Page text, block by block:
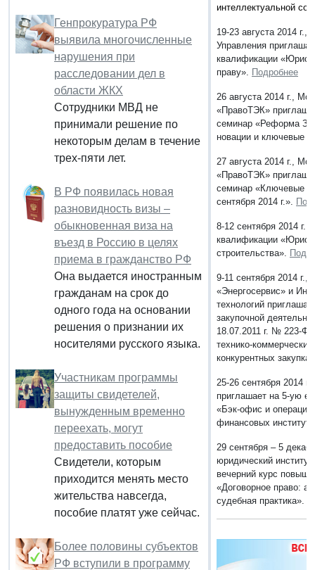
Генпрокуратура РФ
выявила многочисленные
нарушения при
расследовании дел в
области ЖКХ
Сотрудники МВД не
принимали решение по
некоторым делам в течение
трех-пяти лет.
В РФ появилась новая
разновидность визы –
обыкновенная виза на
въезд в Россию в целях
приема в гражданство РФ
Она выдается иностранным
гражданам на срок до
одного года на основании
решения о признании их
носителями русского языка.
Участникам программы
защиты свидетелей,
вынужденным временно
переехать, могут
предоставить пособие
Свидетели, которым
приходится менять место
жительства навсегда,
пособие платят уже сейчас.
Более половины субъектов
РФ вступили в программу
интеллектуальной
19-23 августа 2014 г.,
Управления
квалификации «Юрист
праву». Подробнее
26 августа 2014 г.,
«ПравоТЭК»
семинар «Реформа
новации и ключевые
27 августа 2014 г.,
«ПравоТЭК»
семинар «Ключевые
сентября 2014 г.».
8-12 сентября 2014
квалификации
строительства».
9-11 сентября 2014
«Энергосервис» и
технологий
закупочной
18.07.2011 г. № 223-
технико-
конкурентных
25-26 сентября 2014
приглашает на 5-ую
«Бэк-офис и
финансовых
29 сентября – 5
юридический
вечерний курс
«Договорное право:
судебная практика».